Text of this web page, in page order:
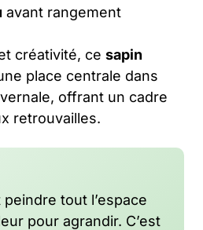
avant rangement
créativité, ce sapin
place centrale dans
offrant un cadre
retrouvailles.
tout l’espace
pour agrandir. C’est